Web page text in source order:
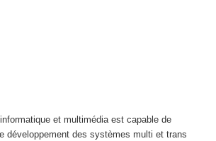
et multimédia est capable de
développement des systèmes multi et trans